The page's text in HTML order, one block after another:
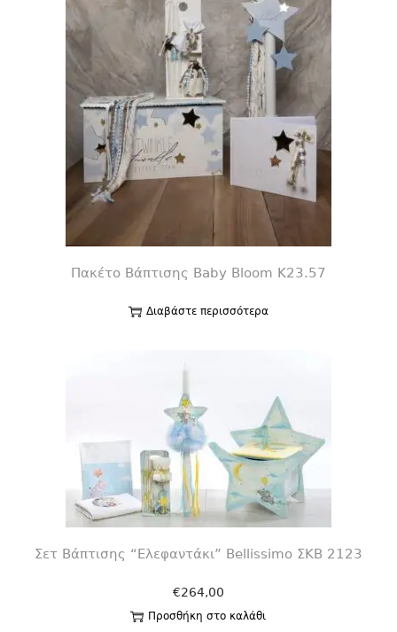
Πακέτο Βάπτισης Baby Bloom K23.57
Διαβάστε περισσότερα
Σετ Βάπτισης “Ελεφαντάκι” Bellissimo ΣΚΒ 2123
€264,00
Προσθήκη στο καλάθι